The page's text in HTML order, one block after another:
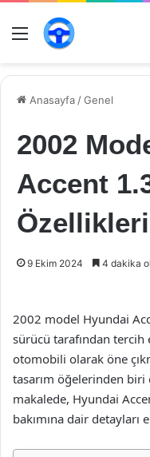
Menü
Anasayfa /Genel
2002
Accent
Özellikleri
9 Ekim 2024 4 dakika
2002 model Hyundai
sürücü tarafından
otomobili olarak öne
tasarım öğelerinden
makalede, Hyundai
bakımına dair detayları